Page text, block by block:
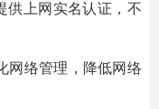
供上网实名认证，不
网络管理，降低网络